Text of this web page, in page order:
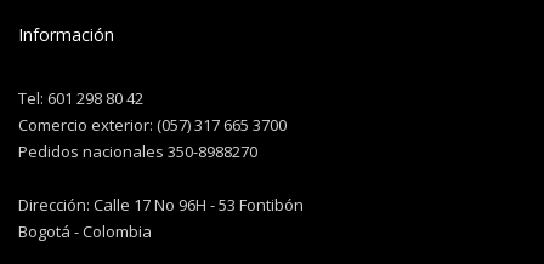
Información
Tel: 601 298 80 42
Comercio exterior: (057) 317 665 3700
Pedidos nacionales 350-8988270
Dirección: Calle 17 No 96H - 53 Fontibón
Bogotá - Colombia